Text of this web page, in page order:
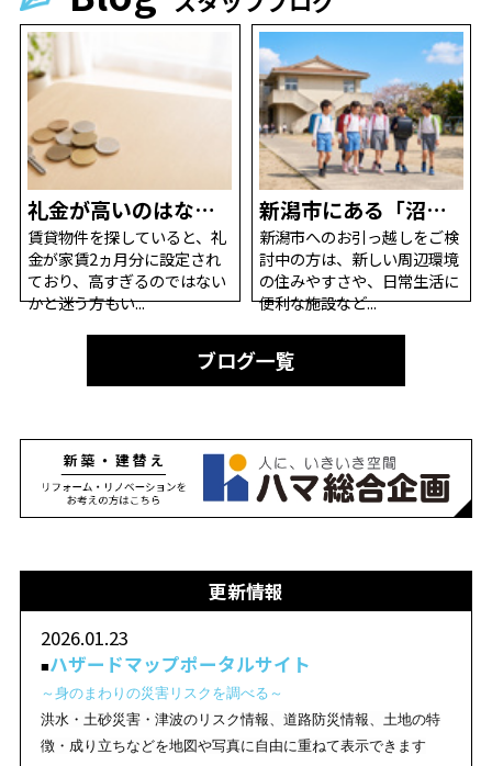
礼金が高いのはなぜ？相場や初期費用を抑える方法についても解説
賃貸物件を探していると、礼
金が家賃2ヵ月分に設定され
ており、高すぎるのではない
かと迷う方もい...
新潟市にある「沼垂小学校」の魅力！教育方針もご紹介
新潟市へのお引っ越しをご検
討中の方は、新しい周辺環境
の住みやすさや、日常生活に
便利な施設など...
ブログ一覧
更新情報
2026.01.23
■ハザードマップポータルサイト
～身のまわりの災害リスクを調べる～
洪水・土砂災害・津波のリスク情報、道路防災情報、土地の特
徴・成り立ちなどを地図や写真に自由に重ねて表示できます